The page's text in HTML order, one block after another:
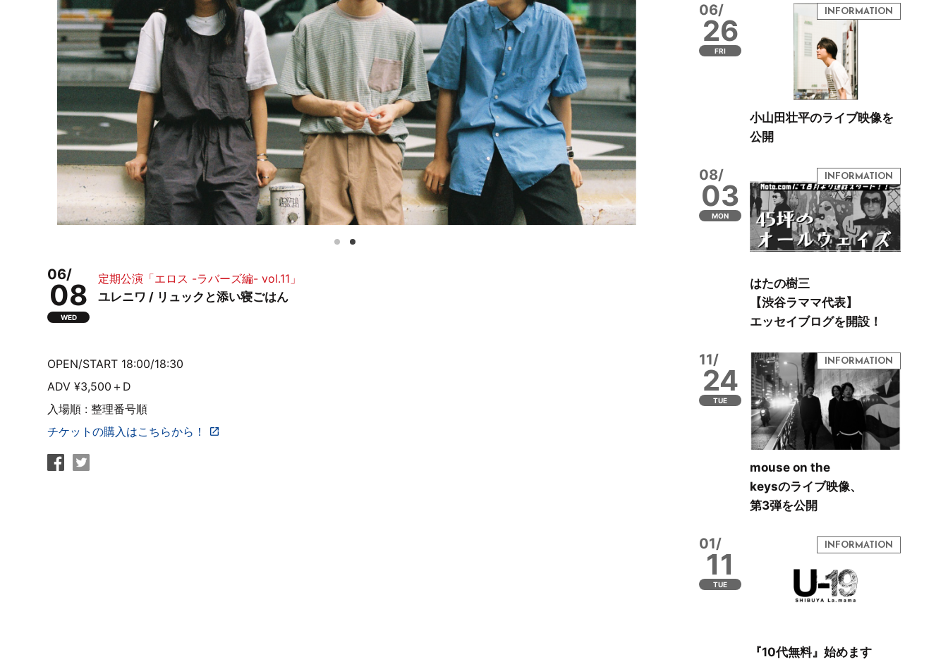
06/
08
WED
定期公演「エロス -ラバーズ編- vol.11」
ユレニワ / リュックと添い寝ごはん
OPEN/START 18:00/18:30
ADV ¥3,500＋D
入場順 : 整理番号順
チケットの購入はこちらから！
06/
26
FRI
小山田壮平のライブ映像を
公開
08/
03
MON
はたの樹三
【渋谷ラママ代表】
エッセイブログを開設！
11/
24
TUE
mouse on the
keysのライブ映像、
第3弾を公開
01/
11
TUE
『10代無料』始めます